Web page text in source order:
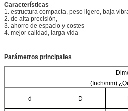
Características
1. estructura compacta, peso ligero, baja
2. de alta precisión,
3. ahorro de espacio y costes
4. mejor calidad, larga vida
Parámetros principales
(Inch/mm)
d D